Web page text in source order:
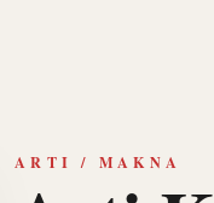
ARTI / MAKNA